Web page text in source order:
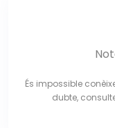
És impossible
dubte,